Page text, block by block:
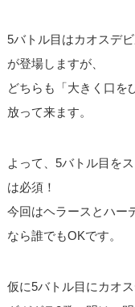
5バトル目はカオスデ
が登場しますが、
どちらも「大きく口を
放って来ます。
よって、5バトル目を
は必須！
今回はヘラースとハー
なら誰でもOKです。
仮に5バトル目にカオ